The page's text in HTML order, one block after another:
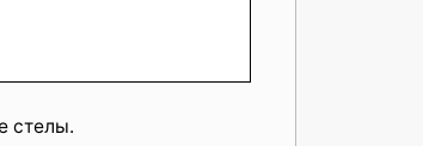
стелы.